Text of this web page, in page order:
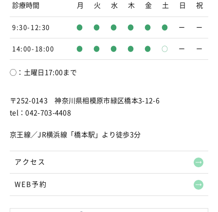
診療時間 月 火 水 木 金 土 日 祝
9:30-12:30 ● ● ● ● ● ● ー ー
14:00-18:00 ● ● ● ● ● ○ ー ー
◯：土曜日17:00まで
〒252-0143 神奈川県相模原市緑区橋本3-12-6
tel：042-703-4408
京王線／JR横浜線「橋本駅」より徒歩3分
アクセス
WEB予約